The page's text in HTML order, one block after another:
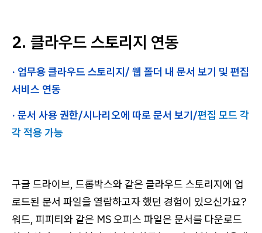
2. 클라우드 스토리지 연동
· 업무용 클라우드 스토리지/ 웹 폴더 내 문서 보기 및 편집
서비스 연동
· 문서 사용 권한/시나리오에 따로 문서 보기/편집 모드 각
각 적용 가능
구글 드라이브, 드롭박스와 같은 클라우드 스토리지에 업
로드된 문서 파일을 열람하고자 했던 경험이 있으신가요?
워드, 피피티와 같은 MS 오피스 파일은 문서를 다운로드